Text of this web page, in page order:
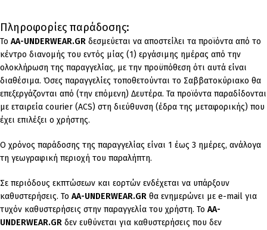
Πληροφορίες παράδοσης:
To AA-UNDERWEAR.GR δεσμεύεται να αποστείλει τα προϊόντα από το
κέντρο διανομής του εντός μίας (1) εργάσιμης ημέρας από την
ολοκλήρωση της παραγγελίας, με την προϋπόθεση ότι αυτά είναι
διαθέσιμα. Όσες παραγγελίες τοποθετούνται το Σαββατοκύριακο θα
επεξεργάζονται από (την επόμενη) Δευτέρα. Τα προϊόντα παραδίδονται
με εταιρεία courier (ACS) στη διεύθυνση (έδρα της μεταφορικής) που
έχει επιλέξει ο χρήστης.
Ο χρόνος παράδοσης της παραγγελίας είναι 1 έως 3 ημέρες, ανάλογα
τη γεωγραφική περιοχή του παραλήπτη.
Σε περιόδους εκπτώσεων και εορτών ενδέχεται να υπάρξουν
καθυστερήσεις. Το AA-UNDERWEAR.GR θα ενημερώνει με e-mail για
τυχόν καθυστερήσεις στην παραγγελία του χρήστη. Το AA-
UNDERWEAR.GR δεν ευθύνεται για καθυστερήσεις που δεν